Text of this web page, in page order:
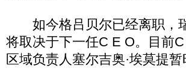
如今格吕贝尔已经离职，
将取决于下一任C E O。目前
区域负责人塞尔吉奥·埃莫提暂